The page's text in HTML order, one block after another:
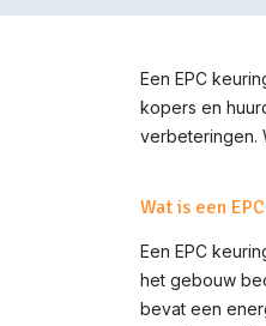
Een EPC
kopers en
verbeteringen.
Wat is een
Een EPC
het gebouw
bevat een